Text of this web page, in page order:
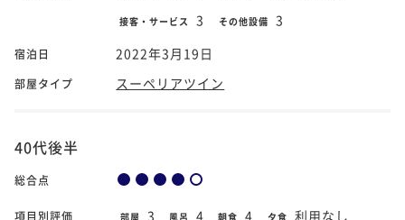
接客・サービス 3 その他設備 3
宿泊日 2022年3月19日
部屋タイプ スーペリアツイン
40代後半
総合点
項目別評価 部屋 3 風呂 4 朝食 4 夕食 利用なし